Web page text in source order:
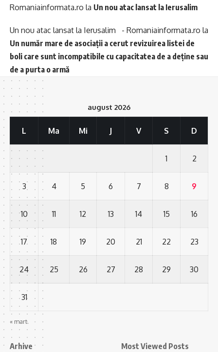
Romaniainformata.ro la Un nou atac lansat la Ierusalim
Un nou atac lansat la Ierusalim - Romaniainformata.ro la
Un număr mare de asociații a cerut revizuirea listei de
boli care sunt incompatibile cu capacitatea de a deține sau
de a purta o armă
august 2026
L Ma Mi J V S D
1 2
3 4 5 6 7 8 9
10 11 12 13 14 15 16
17 18 19 20 21 22 23
24 25 26 27 28 29 30
31
« mart.
Arhive Most Viewed Posts